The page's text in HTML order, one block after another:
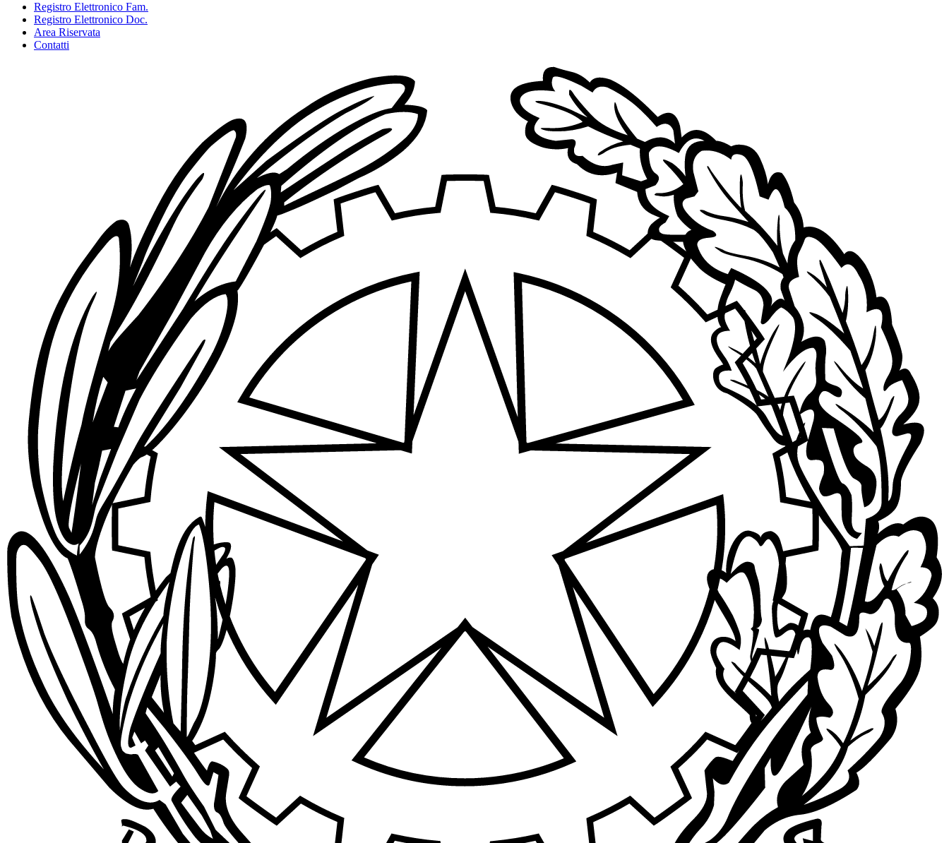
Registro Elettronico Fam.
Registro Elettronico Doc.
Area Riservata
Contatti